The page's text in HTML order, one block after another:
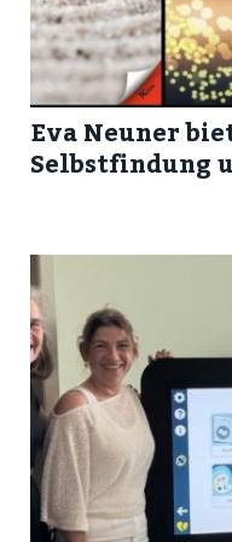
Eva Neuner
Selbstfindung